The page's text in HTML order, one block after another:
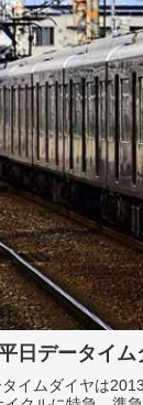
日データイム
イムダイヤは